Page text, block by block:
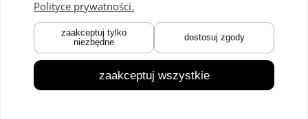
Płatności i dostawa
Zwroty i reklamacje
O nas
O marce
Technologie
Blog
Polityce prywatności.
zaakceptuj tylko
niezbędne
dostosuj zgody
zaakceptuj wszystkie